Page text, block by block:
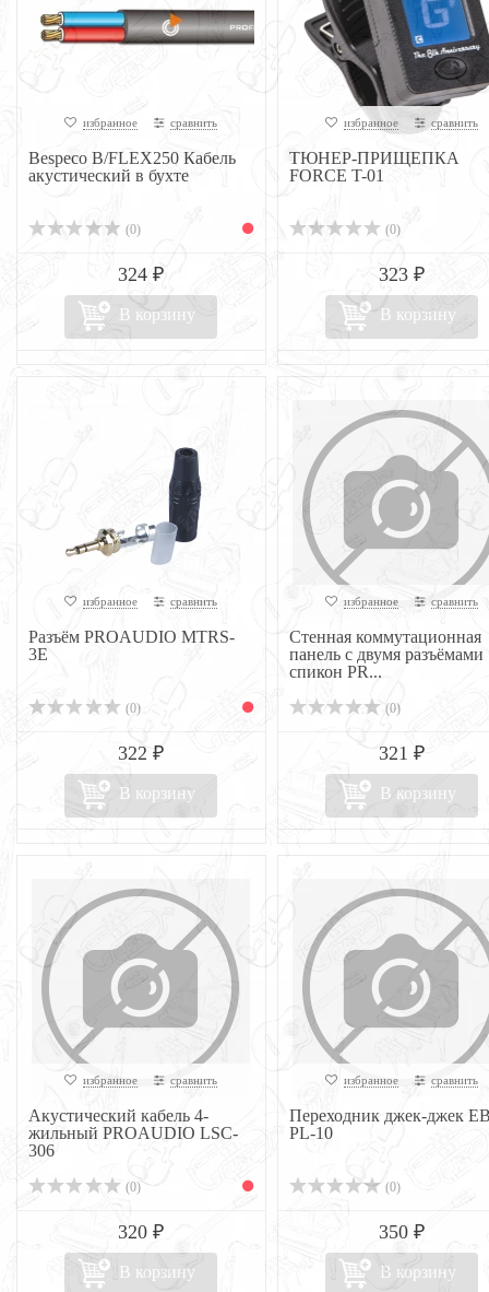
избранное сравнить
Bespeco B/FLEX250 Кабель
акустический в бухте
(0)
324 ₽
В корзину
избранное сравнить
ТЮНЕР-ПРИЩЕПКА
FORCE T-01
(0)
323 ₽
В корзину
избранное сравнить
Разъём PROAUDIO MTRS-
3E
(0)
322 ₽
В корзину
избранное сравнить
Стенная коммутационная
панель с двумя разъёмами
спикон PR...
(0)
321 ₽
В корзину
избранное сравнить
Акустический кабель 4-
жильный PROAUDIO LSC-
306
(0)
320 ₽
В корзину
избранное сравнить
Переходник джек-джек
PL-10
(0)
350 ₽
В корзину